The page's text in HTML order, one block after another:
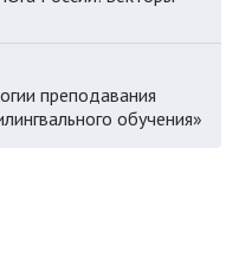
преподавания
обучения»